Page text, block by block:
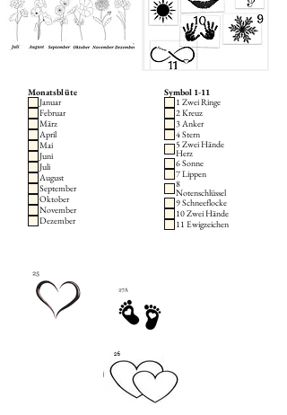
Monatsblüte
Januar
Februar
März
April
Mai
Juni
Juli
August
September
Oktober
November
Dezember
Symbol 1-11
1 Zwei Ringe
2 Kreuz
3 Anker
4 Stern
5 Zwei Hände
Herz
6 Sonne
7 Lippen
8
Notenschlüssel
9 Schneeflocke
10 Zwei Hände
11 Ewigzeichen